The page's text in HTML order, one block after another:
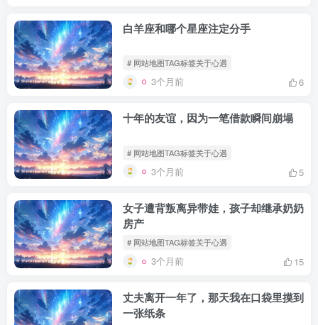
白羊座和哪个星座注定分手
# 网站地图TAG标签关于心遇
3个月前 6
十年的友谊，因为一笔借款瞬间崩塌
# 网站地图TAG标签关于心遇
3个月前 5
女子遭背叛离异带娃，孩子却继承奶奶
房产
# 网站地图TAG标签关于心遇
3个月前 15
丈夫离开一年了，那天我在口袋里摸到
一张纸条